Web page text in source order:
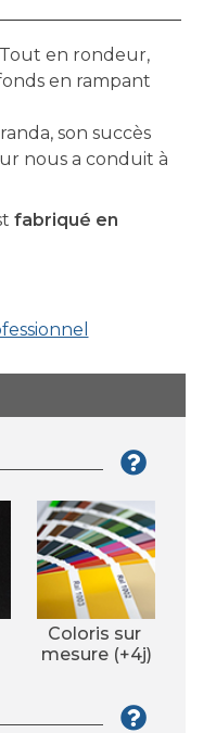
en rondeur,
en rampant
son succès
nous a conduit à
fabriqué en
Coloris sur
mesure (+4j)